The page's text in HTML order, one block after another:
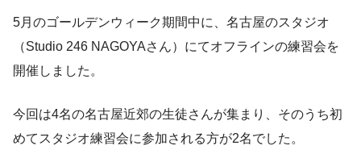
5月のゴールデンウィーク期間中に、名古屋のスタジオ
（Studio 246 NAGOYAさん）にてオフラインの練習会を
開催しました。
今回は4名の名古屋近郊の生徒さんが集まり、そのうち初
めてスタジオ練習会に参加される方が2名でした。